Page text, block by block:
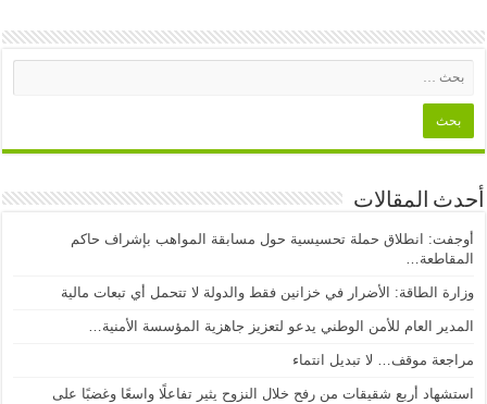
أحدث المقالات
أوجفت: انطلاق حملة تحسيسية حول مسابقة المواهب بإشراف حاكم
المقاطعة…
وزارة الطاقة: الأضرار في خزانين فقط والدولة لا تتحمل أي تبعات مالية
المدير العام للأمن الوطني يدعو لتعزيز جاهزية المؤسسة الأمنية…
مراجعة موقف… لا تبديل انتماء
استشهاد أربع شقيقات من رفح خلال النزوح يثير تفاعلًا واسعًا وغضبًا على